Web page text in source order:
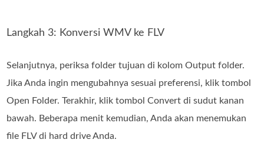
Langkah 3: Konversi WMV ke FLV
Selanjutnya, periksa folder tujuan di kolom Output folder.
Jika Anda ingin mengubahnya sesuai preferensi, klik tombol
Open Folder. Terakhir, klik tombol Convert di sudut kanan
bawah. Beberapa menit kemudian, Anda akan menemukan
file FLV di hard drive Anda.